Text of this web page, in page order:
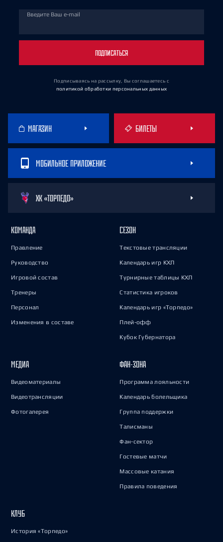
Введите Ваш e-mail
ПОДПИСАТЬСЯ
Подписываясь на рассылку, Вы соглашаетесь с
политикой обработки персональных данных
МАГАЗИН БИЛЕТЫ
МОБИЛЬНОЕ ПРИЛОЖЕНИЕ
ХК «ТОРПЕДО»
КОМАНДА
Правление
Руководство
Игровой состав
Тренеры
Персонал
Изменения в составе
СЕЗОН
Текстовые трансляции
Календарь игр КХЛ
Турнирные таблицы КХЛ
Статистика игроков
Календарь игр «Торпедо»
Плей-офф
Кубок Губернатора
МЕДИА
Видеоматериалы
Видеотрансляции
Фотогалерея
ФАН-ЗОНА
Программа лояльности
Календарь болельщика
Группа поддержки
Талисманы
Фан-сектор
Гостевые матчи
Массовые катания
Правила поведения
КЛУБ
История «Торпедо»